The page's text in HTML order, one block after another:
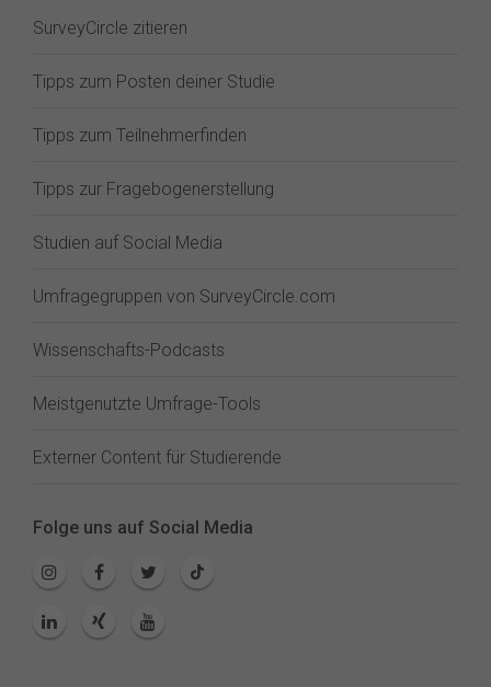
SurveyCircle zitieren
Tipps zum Posten deiner Studie
Tipps zum Teilnehmerfinden
Tipps zur Fragebogenerstellung
Studien auf Social Media
Umfragegruppen von SurveyCircle.com
Wissenschafts-Podcasts
Meistgenutzte Umfrage-Tools
Externer Content für Studierende
Folge uns auf Social Media